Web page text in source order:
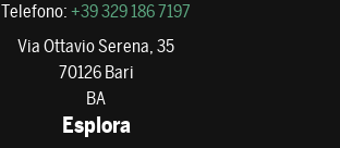
Telefono: +39 329 186 7197
Via Ottavio Serena, 35
70126 Bari
BA
Esplora